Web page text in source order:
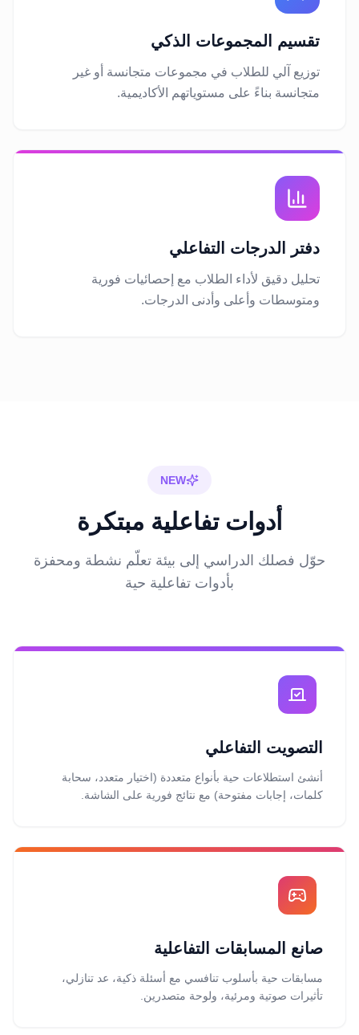
تقسيم المجموعات الذكي
توزيع آلي للطلاب في مجموعات متجانسة أو غير
متجانسة بناءً على مستوياتهم الأكاديمية.
دفتر الدرجات التفاعلي
تحليل دقيق لأداء الطلاب مع إحصائيات فورية
ومتوسطات وأعلى وأدنى الدرجات.
NEW
أدوات تفاعلية مبتكرة
حوّل فصلك الدراسي إلى بيئة تعلّم نشطة ومحفزة
بأدوات تفاعلية حية
التصويت التفاعلي
أنشئ استطلاعات حية بأنواع متعددة (اختيار متعدد، سحابة
كلمات، إجابات مفتوحة) مع نتائج فورية على الشاشة.
صانع المسابقات التفاعلية
مسابقات حية بأسلوب تنافسي مع أسئلة ذكية، عد تنازلي،
تأثيرات صوتية ومرئية، ولوحة متصدرين.